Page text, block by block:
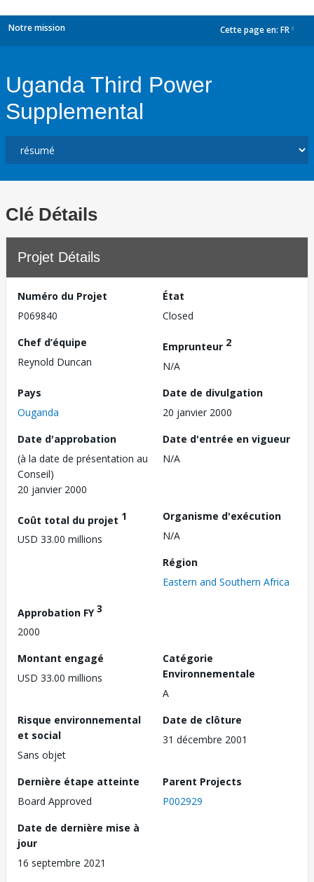
Notre mission Cette page en: FR
Uganda Third Power
Supplemental
Clé Détails
Projet Détails
Numéro du Projet
P069840
État
Closed
Chef d’équipe
Reynold Duncan
Emprunteur 2
N/A
Pays
Ouganda
Date de divulgation
20 janvier 2000
Date d'approbation
(à la date de présentation au
Conseil)
20 janvier 2000
Date d'entrée en vigueur
N/A
Coût total du projet 1
USD 33.00 millions
Organisme d'exécution
N/A
Région
Eastern and Southern Africa
Approbation FY3
2000
Montant engagé
USD 33.00 millions
Catégorie
Environnementale
A
Risque environnemental
et social
Sans objet
Date de clôture
31 décembre 2001
Dernière étape atteinte
Board Approved
Parent Projects
P002929
Date de dernière mise à
jour
16 septembre 2021